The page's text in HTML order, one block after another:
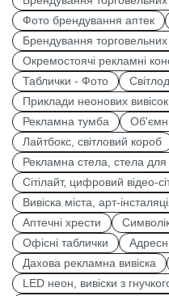
Фото брендування аптек
Брендування торговельних
Окремостоячі рекламні
Таблички - Фото
Приклади неонових вивісок
Рекламна тумба
Лайтбокс, світловий короб
Рекламна стела, стела
Сітілайт, цифровий відео-
Вивіска міста, арт-
Аптечні хрести
Офісні таблички
Дахова рекламна вивіска
LED неон, вивіски з